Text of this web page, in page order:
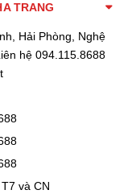
TRANG
Hải Phòng, Nghệ
hệ 094.115.8688
và CN